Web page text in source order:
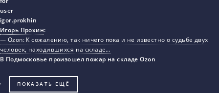
Игорь Прохин:
— Ozon: К сожалению, так ничего пока и не известно о судьбе двух
человек, находившихся на складе…
В Подмосковье произошел пожар на складе Ozon
ПОКАЗАТЬ ЕЩЁ